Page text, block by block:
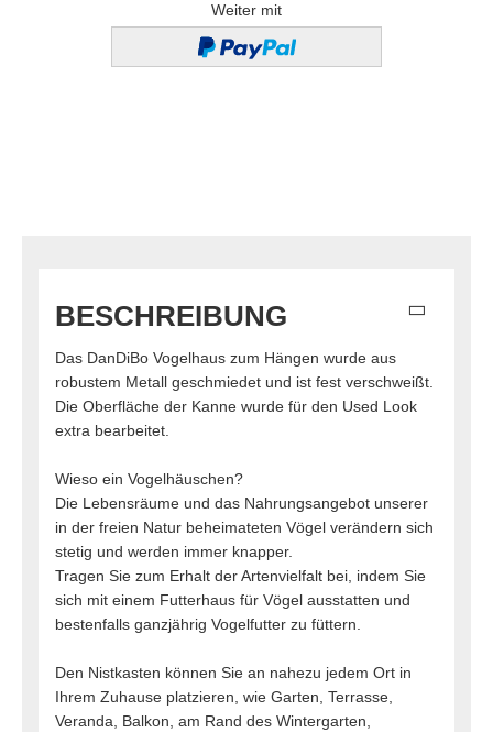
Weiter mit
BESCHREIBUNG
Das DanDiBo Vogelhaus zum Hängen wurde aus
robustem Metall geschmiedet und ist fest verschweißt.
Die Oberfläche der Kanne wurde für den Used Look
extra bearbeitet.
Wieso ein Vogelhäuschen?
Die Lebensräume und das Nahrungsangebot unserer
in der freien Natur beheimateten Vögel verändern sich
stetig und werden immer knapper.
Tragen Sie zum Erhalt der Artenvielfalt bei, indem Sie
sich mit einem Futterhaus für Vögel ausstatten und
bestenfalls ganzjährig Vogelfutter zu füttern.
Den Nistkasten können Sie an nahezu jedem Ort in
Ihrem Zuhause platzieren, wie Garten, Terrasse,
Veranda, Balkon, am Rand des Wintergarten,